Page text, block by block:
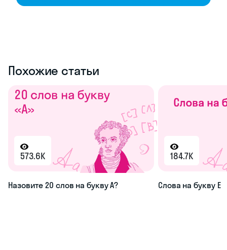
Похожие статьи
573.6K
Назовите 20 слов на букву А?
184.7K
Слова на букву Е